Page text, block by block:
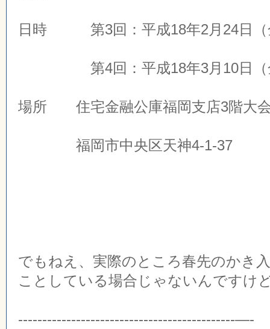
日時 第3回：平成18年2月24日（
第4回：平成18年3月10日（金
場所 住宅金融公庫福岡支店3階大
福岡市中央区天神4-1-37
でもねえ、実際のところ春先のかき
ことしている場合じゃないんですけ
---------------------------------------------—-